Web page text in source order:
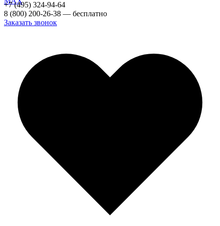
+7 (495) 324-94-64
8 (800) 200-26-38 — бесплатно
Заказать звонок